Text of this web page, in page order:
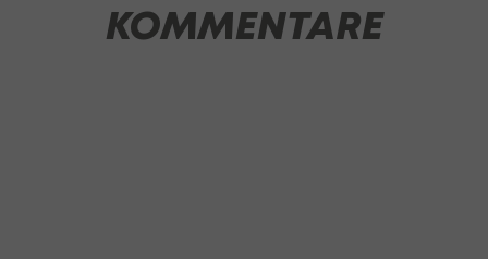
KOMMENTARE